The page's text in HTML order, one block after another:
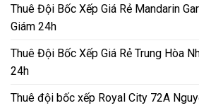
Thuê Đội Bốc Xếp Giá Rẻ Mandarin
Giám 24h
Thuê Đội Bốc Xếp Giá Rẻ Trung Hòa
24h
Thuê đội bốc xếp Royal City 72A